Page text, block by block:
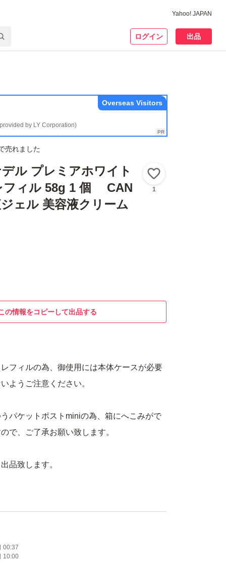
Yahoo! JAPAN
ログイン 出品
by LY Corporation)
Overseas Visitors
売れました
ル プレミアホワイト
フィル 58g 1 個 CAN
ェル 美容液クリーム
1
の情報をコピーして出品する
フィルの為、御使用には本体ケースが必要
ようご注意ください。
パケットポストminiの為、箱にへこみがで
で、ご了承お願い致します。
品致します。
。
策に。
ン。
00:37
10:00